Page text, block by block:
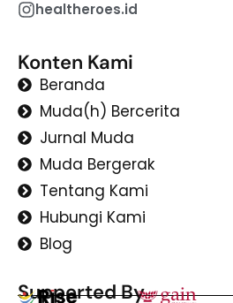
healtheroes.id
Konten Kami
Beranda
Muda(h) Bercerita
Jurnal Muda
Muda Bergerak
Tentang Kami
Hubungi Kami
Blog
Supported By